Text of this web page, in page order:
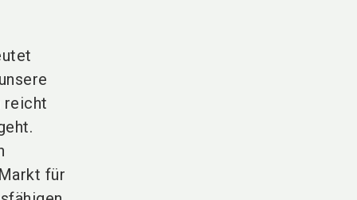
reicht
für